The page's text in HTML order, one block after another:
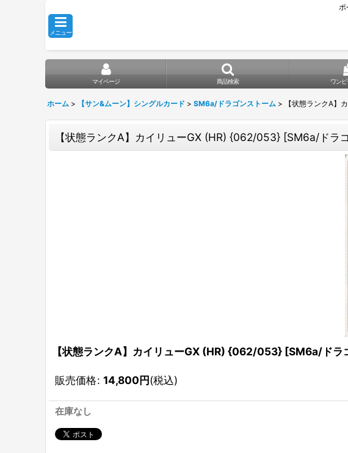
ポ
メニュー
マイページ 商品検索 ワン
ホーム > 【サン&ムーン】シングルカード > SM6a/ドラゴンストーム > 【状態ランクA】
【状態ランクA】カイリューGX (HR) {062/053} [SM6a/ドラ
【状態ランクA】カイリューGX (HR) {062/053} [SM6a/ドラ
販売価格: 14,800円(税込)
在庫なし